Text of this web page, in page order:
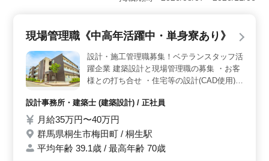
方は特に歓迎中です。専門性を発揮し、法律業務に携わ
カで通勤に便利です。地域に密着し、地元の法的課題に
アプローチしています。ライフワークバランスを実現し
ながら、地域社会に貢献しませんか？ ＜中高年活躍
＞ 平均年齢43.5歳と、中高年の方々にも積極的な採用
実績あり。経験豊かな方々のご応募お待ちしています。
んか？
現場管理職《中高年活躍中・単身寮あり》
設計・施工管理職募集！ベテランスタッフ活
躍企業 建築設計と現場管理職の募集 ・お客
様との打ち合せ ・住宅等の設計(CAD使用)
する業務 ※外出の際は社用車使用 ベテラン
スタッフ活躍している企業です 50代〜60代
の方も設計・現場経験者募集しています。
＊建設募集
設計事務所・建築士 (建築設計) / 正社員
月給35万円〜40万円
群馬県桐生市梅田町 / 桐生駅
平均年齢 39.1歳 / 最高年齢 70歳